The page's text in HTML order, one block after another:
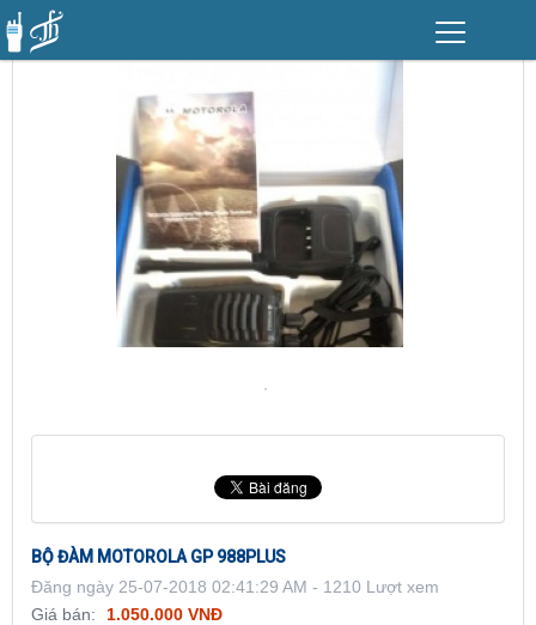
BỘ ĐÀM MOTOROLA GP 988PLUS
Đăng ngày 25-07-2018 02:41:29 AM - 1210 Lượt xem
Giá bán:
1.050.000 VNĐ